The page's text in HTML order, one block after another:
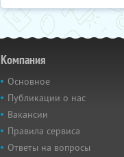
Компания
Основное
Публикации о нас
Вакансии
Правила сервиса
Ответы на вопросы